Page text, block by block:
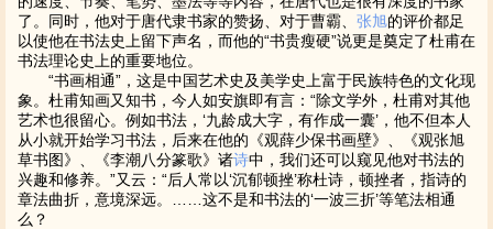
了。同时，他对于唐代隶书家的赞扬、对于曹霸、 张旭的评价都足
以使他在书法史上留下声名，而他的“书贵瘦硬”说更是奠定了杜甫在
书法理论史上的重要地位。
“书画相通”，这是中国艺术史及美学史上富于民族特色的文化现
象。杜甫知画又知书，今人如安旗即有言：“除文学外，杜甫对其他
艺术也很留心。例如书法，‘九龄成大字，有作成一囊’，他不但本人
从小就开始学习书法，后来在他的《观薛少保书画壁》、《观张旭
草书图》、《李潮八分篆歌》诸诗中，我们还可以窥见他对书法的
兴趣和修养。”又云：“后人常以‘沉郁顿挫’称杜诗，顿挫者，指诗的
章法曲折，意境深远。……这不是和书法的‘一波三折’等笔法相通
么？